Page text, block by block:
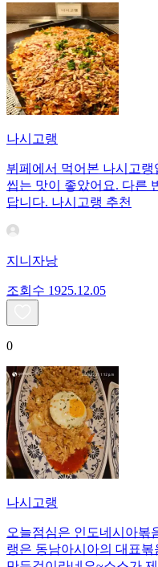
나시고랭
뷔페에서 먹어본 나시고
씹는 맛이 좋았어요. 다른
답니다. 나시고랭 추천
지니자낭
조회수 1925.12.05
0
나시고랭
오늘점심은 인도네시아볶
랭은 동남아시아의 대표